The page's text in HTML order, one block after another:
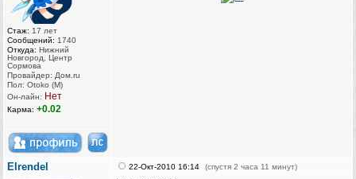
Стаж: 17 лет
Сообщений: 1740
Откуда: Нижний
Новгород, Центр
Сормова
Провайдер: Дом.ru
Пол: Otoko (M)
Он-лайн: Нет
Карма: +0.02
Elrendel 22-Окт-2010 16:14 (спустя 2 часа 11 минут)